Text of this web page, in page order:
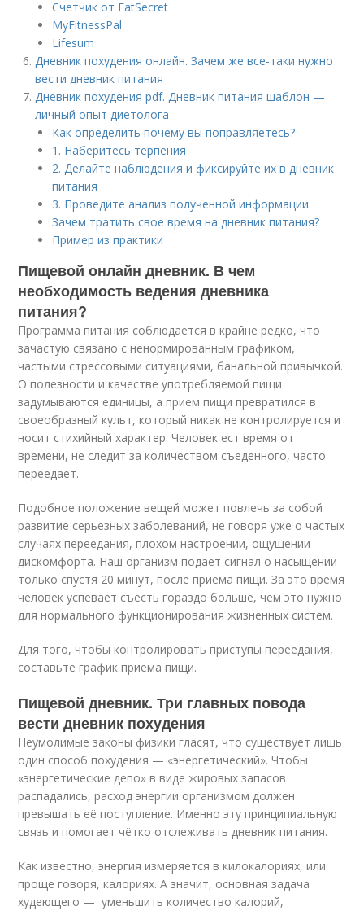
Счетчик от FatSecret
MyFitnessPal
Lifesum
Дневник похудения онлайн. Зачем же все-таки нужно
вести дневник питания
Дневник похудения pdf. Дневник питания шаблон —
личный опыт диетолога
Как определить почему вы поправляетесь?
1. Наберитесь терпения
2. Делайте наблюдения и фиксируйте их в дневник
питания
3. Проведите анализ полученной информации
Зачем тратить свое время на дневник питания?
Пример из практики
Пищевой онлайн дневник. В чем
необходимость ведения дневника
питания?
Программа питания соблюдается в крайне редко, что
зачастую связано с ненормированным графиком,
частыми стрессовыми ситуациями, банальной привычкой.
О полезности и качестве употребляемой пищи
задумываются единицы, а прием пищи превратился в
своеобразный культ, который никак не контролируется и
носит стихийный характер. Человек ест время от
времени, не следит за количеством съеденного, часто
переедает.
Подобное положение вещей может повлечь за собой
развитие серьезных заболеваний, не говоря уже о частых
случаях переедания, плохом настроении, ощущении
дискомфорта. Наш организм подает сигнал о насыщении
только спустя 20 минут, после приема пищи. За это время
человек успевает съесть гораздо больше, чем это нужно
для нормального функционирования жизненных систем.
Для того, чтобы контролировать приступы переедания,
составьте график приема пищи.
Пищевой дневник. Три главных повода
вести дневник похудения
Неумолимые законы физики гласят, что существует лишь
один способ похудения — «энергетический». Чтобы
«энергетические депо» в виде жировых запасов
распадались, расход энергии организмом должен
превышать её поступление. Именно эту принципиальную
связь и помогает чётко отслеживать дневник питания.
Как известно, энергия измеряется в килокалориях, или
проще говоря, калориях. А значит, основная задача
худеющего — уменьшить количество калорий,